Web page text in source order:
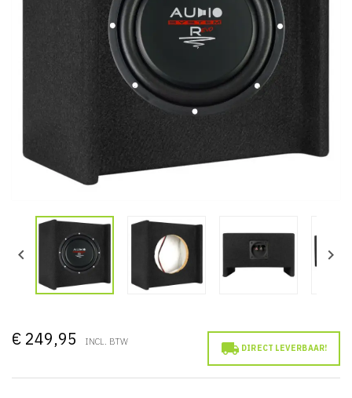
 
€ 249,95 INCL. BTW  DIRECT LEVERBAAR!